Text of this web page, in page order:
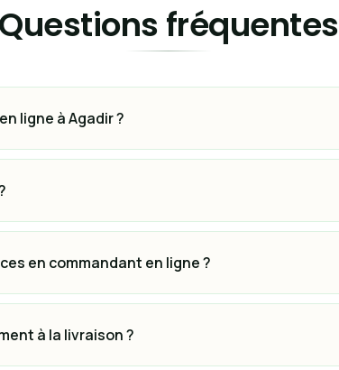
Questions fréquentes
ligne à Agadir ?
en commandant en ligne ?
à la livraison ?